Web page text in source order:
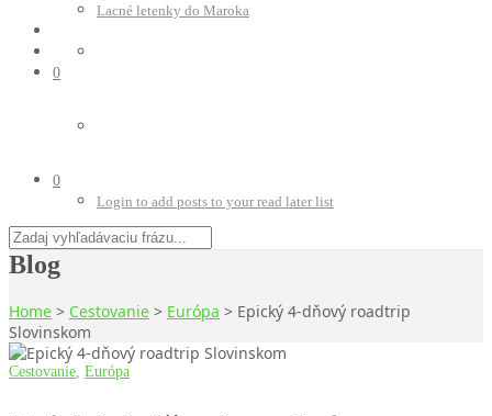
Lacné letenky do Maroka
0
0
Login to add posts to your read later list
Blog
Home > Cestovanie > Európa > Epický 4-dňový roadtrip
Slovinskom
Cestovanie, Európa